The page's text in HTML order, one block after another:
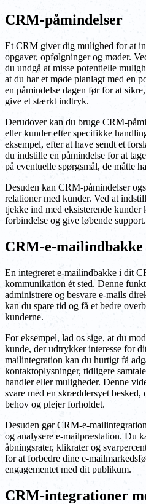
CRM-påmindelser
Et CRM giver dig mulighed for at
opgaver, opfølgninger og møder.
du undgå at misse potentielle
at du har et møde planlagt med en
en påmindelse dagen før for at
give et stærkt indtryk.
Derudover kan du bruge CRM-
eller kunder efter specifikke
eksempel, efter at have sendt et
du indstille en påmindelse for at
på eventuelle spørgsmål, de måtte
Desuden kan CRM-påmindelser
relationer med kunder. Ved at
tjekke ind med eksisterende
forbindelse og give løbende support.
CRM-e-mailindbakke
En integreret e-mailindbakke i dit
kommunikation ét sted. Denne
administrere og besvare e-mails
kan du spare tid og få et bedre
kunderne.
For eksempel, lad os sige, at du
kunde, der udtrykker interesse for
mailintegration kan du hurtigt få
kontaktoplysninger, tidligere
handler eller muligheder. Denne
svare med en skræddersyet besked,
behov og plejer forholdet.
Desuden gør CRM-e-
og analysere e-mailpræstation. Du
åbningsrater, klikrater og
for at forbedre dine e-
engagementet med dit publikum.
CRM-integrationer